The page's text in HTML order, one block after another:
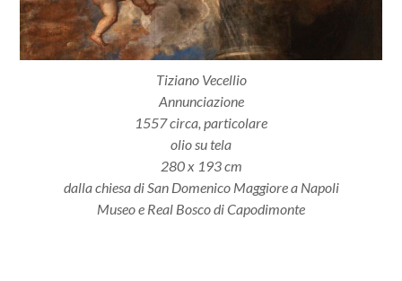
Tiziano Vecellio
Annunciazione
1557 circa, particolare
olio su tela
280 x 193 cm
dalla chiesa di San Domenico Maggiore a Napoli
Museo e Real Bosco di Capodimonte